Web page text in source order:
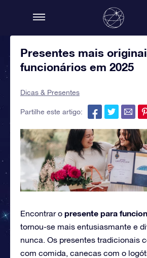
Presentes mais
funcionários em 2025
Dicas & Presentes
Partilhe este artigo:
Encontrar o presente para
tornou-se mais entusiasmante e
nunca. Os presentes tradicionais
com comida, canecas com o